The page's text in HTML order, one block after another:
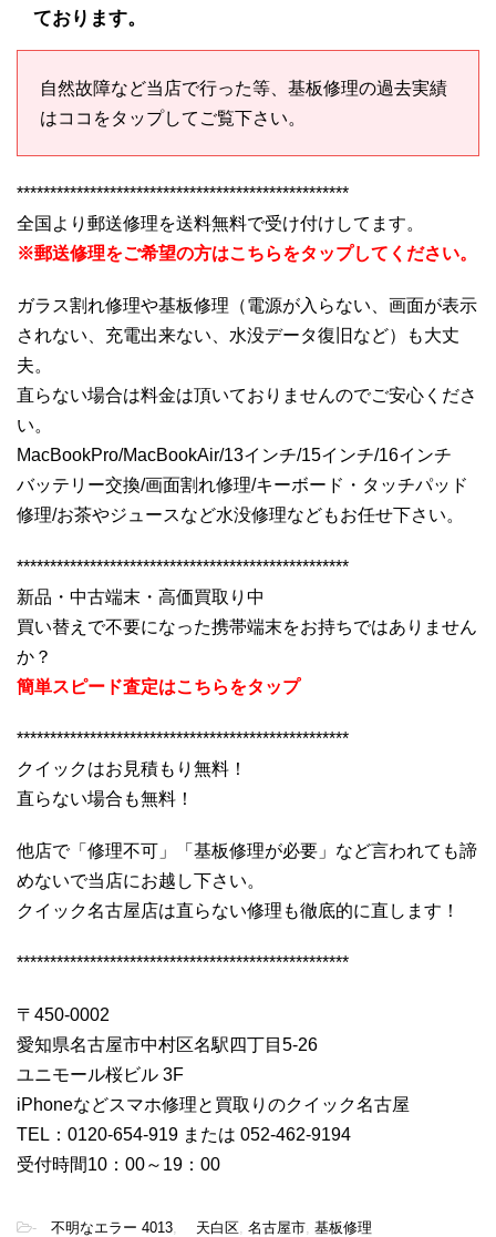
ております。
自然故障など当店で行った等、基板修理の過去実績
はココをタップしてご覧下さい。
**************************************************
全国より郵送修理を送料無料で受け付けしてます。
※郵送修理をご希望の方はこちらをタップしてください。
ガラス割れ修理や基板修理（電源が入らない、画面が表示
されない、充電出来ない、水没データ復旧など）も大丈
夫。
直らない場合は料金は頂いておりませんのでご安心くださ
い。
MacBookPro/MacBookAir/13インチ/15インチ/16インチ
バッテリー交換/画面割れ修理/キーボード・タッチパッド
修理/お茶やジュースなど水没修理などもお任せ下さい。
**************************************************
新品・中古端末・高価買取り中
買い替えで不要になった携帯端末をお持ちではありません
か？
簡単スピード査定はこちらをタップ
**************************************************
クイックはお見積もり無料！
直らない場合も無料！
他店で「修理不可」「基板修理が必要」など言われても諦
めないで当店にお越し下さい。
クイック名古屋店は直らない修理も徹底的に直します！
**************************************************
〒450-0002
愛知県名古屋市中村区名駅四丁目5-26
ユニモール桜ビル 3F
iPhoneなどスマホ修理と買取りのクイック名古屋
TEL：0120-654-919 または 052-462-9194
受付時間10：00～19：00
- 不明なエラー 4013 天白区 名古屋市 基板修理